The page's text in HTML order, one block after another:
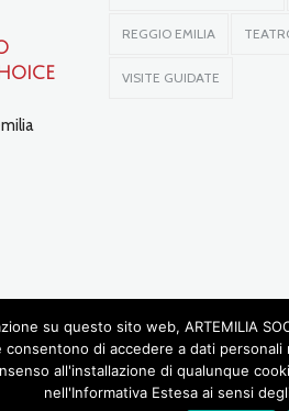
REGGIO EMILIA
VISITE GUIDATE
© 2016 RIGHTS RESERVED •ARTEMILIA
DESIGN BY
su questo sito web, ARTEMILIA
di accedere a dati
all'installazione di qualunque
nell'Informativa Estesa ai sensi